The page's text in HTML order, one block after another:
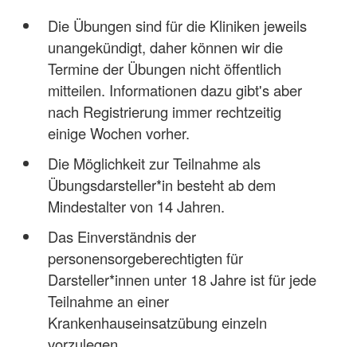
Die Übungen sind für die Kliniken jeweils
unangekündigt, daher können wir die
Termine der Übungen nicht öffentlich
mitteilen. Informationen dazu gibt's aber
nach Registrierung immer rechtzeitig
einige Wochen vorher.
Die Möglichkeit zur Teilnahme als
Übungsdarsteller*in besteht ab dem
Mindestalter von 14 Jahren.
Das Einverständnis der
personensorgeberechtigten für
Darsteller*innen unter 18 Jahre ist für jede
Teilnahme an einer
Krankenhauseinsatzübung einzeln